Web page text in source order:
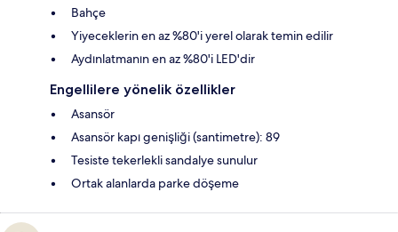
Bahçe
Yiyeceklerin en az %80'i yerel olarak temin edilir
Aydınlatmanın en az %80'i LED'dir
Engellilere yönelik özellikler
Asansör
Asansör kapı genişliği (santimetre): 89
Tesiste tekerlekli sandalye sunulur
Ortak alanlarda parke döşeme